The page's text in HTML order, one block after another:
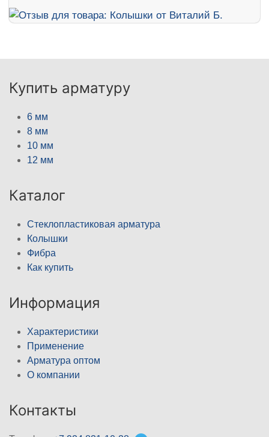
Купить арматуру
6 мм
8 мм
10 мм
12 мм
Каталог
Стеклопластиковая арматура
Колышки
Фибра
Как купить
Информация
Характеристики
Применение
Арматура оптом
О компании
Контакты